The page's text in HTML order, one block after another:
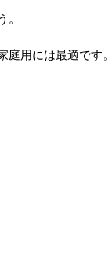
。
用には最適です。